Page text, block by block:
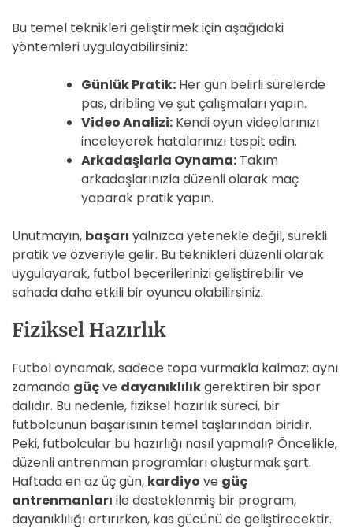
Bu temel teknikleri geliştirmek için aşağıdaki
yöntemleri uygulayabilirsiniz:
Günlük Pratik: Her gün belirli sürelerde
pas, dribling ve şut çalışmaları yapın.
Video Analizi: Kendi oyun videolarınızı
inceleyerek hatalarınızı tespit edin.
Arkadaşlarla Oynama: Takım
arkadaşlarınızla düzenli olarak maç
yaparak pratik yapın.
Unutmayın, başarı yalnızca yetenekle değil, sürekli
pratik ve özveriyle gelir. Bu teknikleri düzenli olarak
uygulayarak, futbol becerilerinizi geliştirebilir ve
sahada daha etkili bir oyuncu olabilirsiniz.
Fiziksel Hazırlık
Futbol oynamak, sadece topa vurmakla kalmaz; aynı
zamanda güçve dayanıklılıkgerektiren bir spor
dalıdır. Bu nedenle, fiziksel hazırlık süreci, bir
futbolcunun başarısının temel taşlarından biridir.
Peki, futbolcular bu hazırlığı nasıl yapmalı? Öncelikle,
düzenli antrenman programları oluşturmak şart.
Haftada en az üç gün, kardiyo ve güç
antrenmanları ile desteklenmiş bir program,
dayanıklılığı artırırken, kas gücünü de geliştirecektir.